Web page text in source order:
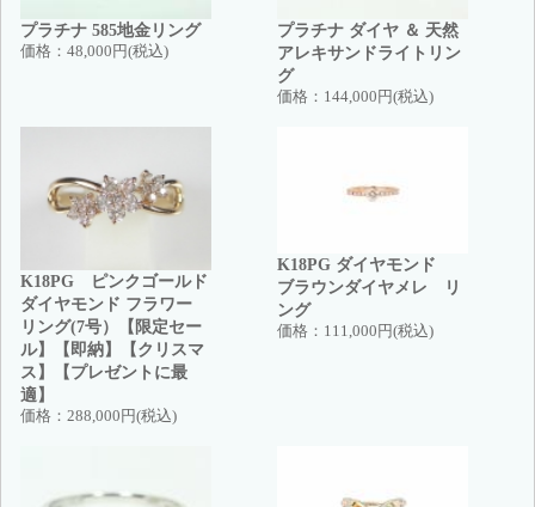
プラチナ 585地金リング
価格： 48,000円(税込)
プラチナ ダイヤ ＆ 天然
アレキサンドライトリン
グ
価格： 144,000円(税込)
K18PG ピンクゴールド
ダイヤモンド フラワー
リング(7号）【限定セー
ル】【即納】【クリスマ
ス】【プレゼントに最
適】
価格： 288,000円(税込)
K18PG ダイヤモンド
ブラウンダイヤメレ リ
ング
価格： 111,000円(税込)